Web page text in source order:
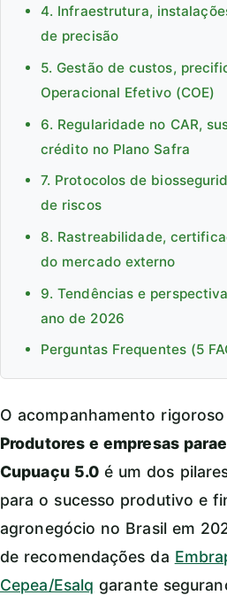
4. Infraestrutura,
de precisão
5. Gestão de custos,
Operacional Efetivo (COE)
6. Regularidade no CAR,
crédito no Plano Safra
7. Protocolos de
de riscos
8. Rastreabilidade,
do mercado externo
9. Tendências e
ano de 2026
Perguntas Frequentes (5
O acompanhamento
Produtores e empresas
Cupuaçu 5.0 é um dos
para o sucesso produtivo e
agronegócio no Brasil em
de recomendações da
Cepea/Esalq garante